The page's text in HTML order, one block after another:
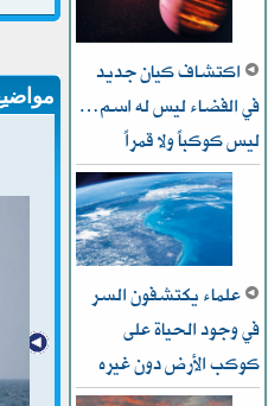
اكتشاف كيان جديد
في الفضاء ليس له اسم…
ليس كوكباً ولا قمراً
علماء يكتشفون السر
في وجود الحياة على
كوكب الأرض دون غيره